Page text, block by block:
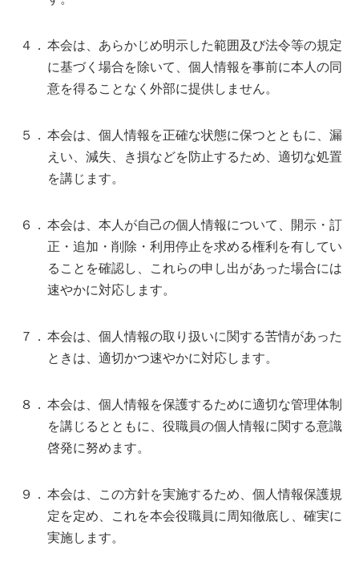
４． 本会は、あらかじめ明示した範囲及び法令等の規定
に基づく場合を除いて、個人情報を事前に本人の同
意を得ることなく外部に提供しません。
５． 本会は、個人情報を正確な状態に保つとともに、漏
えい、減失、き損などを防止するため、適切な処置
を講じます。
６． 本会は、本人が自己の個人情報について、開示・訂
正・追加・削除・利用停止を求める権利を有してい
ることを確認し、これらの申し出があった場合には
速やかに対応します。
７． 本会は、個人情報の取り扱いに関する苦情があった
ときは、適切かつ速やかに対応します。
８． 本会は、個人情報を保護するために適切な管理体制
を講じるとともに、役職員の個人情報に関する意識
啓発に努めます。
９． 本会は、この方針を実施するため、個人情報保護規
定を定め、これを本会役職員に周知徹底し、確実に
実施します。